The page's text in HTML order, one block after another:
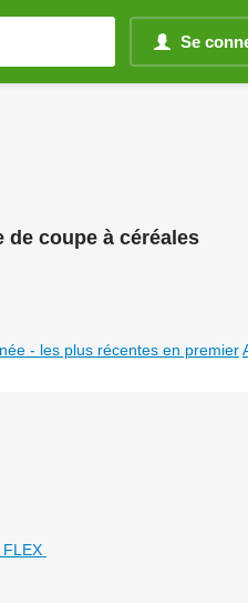
Se
de coupe à céréales
- les plus récentes en premier